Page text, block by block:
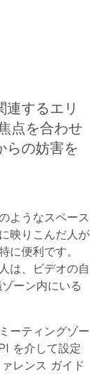
するエリ
点を合わせ
らの妨害を
ようなスペース
映りこんだ人が
に便利です。
は、ビデオの自
ーン内にいる
ーティングゾー
を介して設定
レンス ガイド